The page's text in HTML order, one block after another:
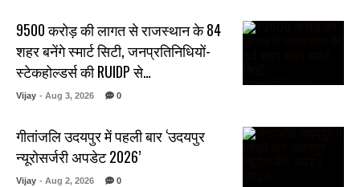
₹9500 करोड़ की लागत से राजस्थान के 84
शहर बनेंगे स्मार्ट सिटी, जनप्रतिनिधियों-
स्टेकहोल्डर्स की RUIDP से…
Vijay - Aug 3, 2026 0
गीतांजलि उदयपुर में पहली बार ‘उदयपुर
न्यूरोसर्जरी अपडेट 2026’
Vijay - Aug 2, 2026 0